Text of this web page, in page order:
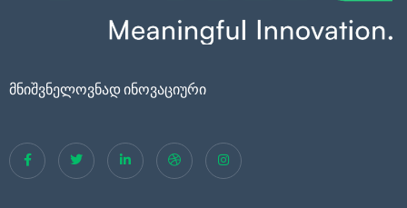
მნიშვნელოვნად ინოვაციური